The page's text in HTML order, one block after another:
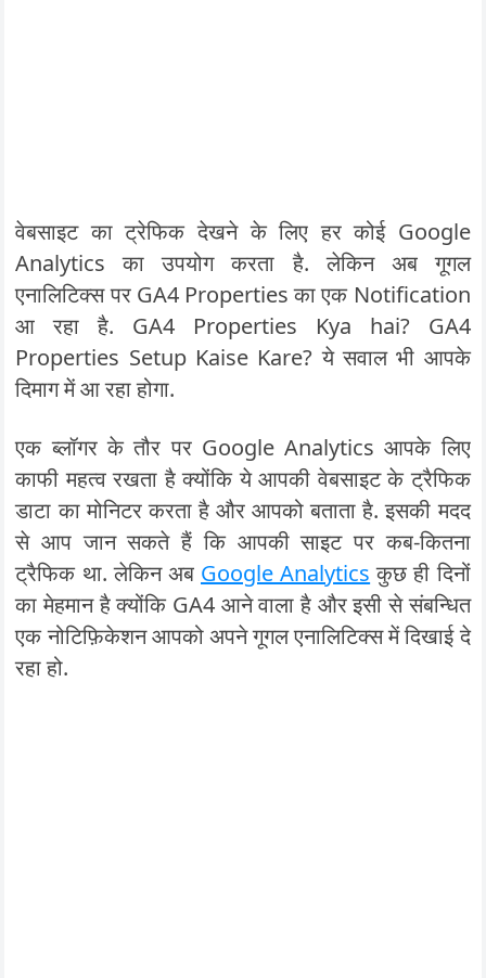
वेबसाइट का ट्रेफिक देखने के लिए हर कोई Google
Analytics का उपयोग करता है. लेकिन अब गूगल
एनालिटिक्स पर GA4 Properties का एक Notification
आ रहा है. GA4 Properties Kya hai? GA4
Properties Setup Kaise Kare? ये सवाल भी आपके
दिमाग में आ रहा होगा.
एक ब्लॉगर के तौर पर Google Analytics आपके लिए
काफी महत्व रखता है क्योंकि ये आपकी वेबसाइट के ट्रैफिक
डाटा का मोनिटर करता है और आपको बताता है. इसकी मदद
से आप जान सकते हैं कि आपकी साइट पर कब-कितना
ट्रैफिक था. लेकिन अब Google Analytics कुछ ही दिनों
का मेहमान है क्योंकि GA4 आने वाला है और इसी से संबन्धित
एक नोटिफ़िकेशन आपको अपने गूगल एनालिटिक्स में दिखाई दे
रहा हो.